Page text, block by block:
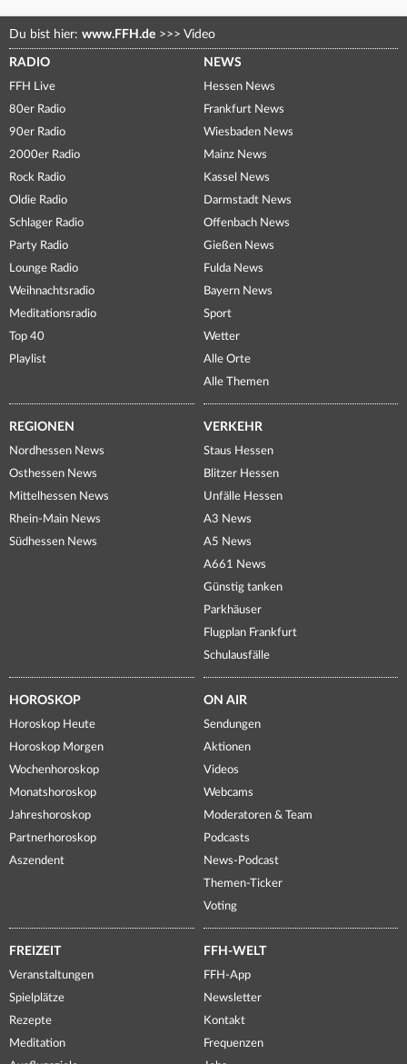
Du bist hier: www.FFH.de >>> Video
RADIO
FFH Live
80er Radio
90er Radio
2000er Radio
Rock Radio
Oldie Radio
Schlager Radio
Party Radio
Lounge Radio
Weihnachtsradio
Meditationsradio
Top 40
Playlist
NEWS
Hessen News
Frankfurt News
Wiesbaden News
Mainz News
Kassel News
Darmstadt News
Offenbach News
Gießen News
Fulda News
Bayern News
Sport
Wetter
Alle Orte
Alle Themen
REGIONEN
Nordhessen News
Osthessen News
Mittelhessen News
Rhein-Main News
Südhessen News
VERKEHR
Staus Hessen
Blitzer Hessen
Unfälle Hessen
A3 News
A5 News
A661 News
Günstig tanken
Parkhäuser
Flugplan Frankfurt
Schulausfälle
HOROSKOP
Horoskop Heute
Horoskop Morgen
Wochenhoroskop
Monatshoroskop
Jahreshoroskop
Partnerhoroskop
Aszendent
ON AIR
Sendungen
Aktionen
Videos
Webcams
Moderatoren & Team
Podcasts
News-Podcast
Themen-Ticker
Voting
FREIZEIT
Veranstaltungen
Spielplätze
Rezepte
Meditation
FFH-WELT
FFH-App
Newsletter
Kontakt
Frequenzen